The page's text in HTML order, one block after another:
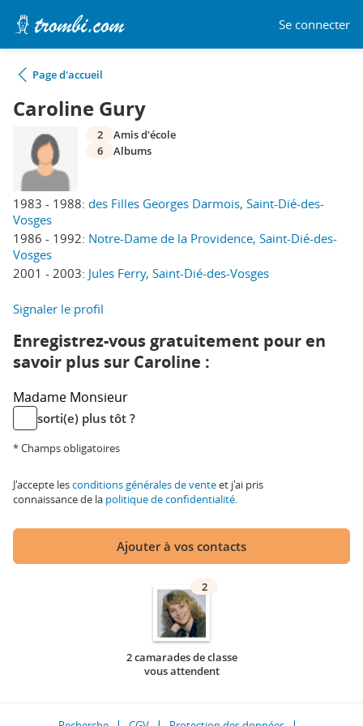
Se connecter
Page d'accueil
Caroline Gury
1983 - 1988: des Filles Georges Darmois, Saint-Dié-des-
Vosges
1986 - 1992: Notre-Dame de la Providence, Saint-Dié-des-
Vosges
2001 - 2003: Jules Ferry, Saint-Dié-des-Vosges
2
Amis d'école
6
Albums
Signaler le profil
Enregistrez-vous gratuitement pour en
savoir plus sur Caroline :
Madame Monsieur
sorti(e) plus tôt ?
* Champs obligatoires
J'accepte lesconditions générales de venteet j'ai pris
connaissance de la politique de confidentialité.
Ajouter à vos contacts
2
2 camarades de classe
vous attendent